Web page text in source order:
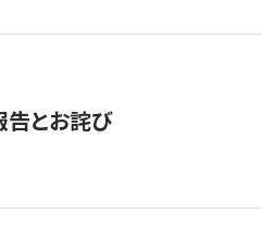
告とお詫び